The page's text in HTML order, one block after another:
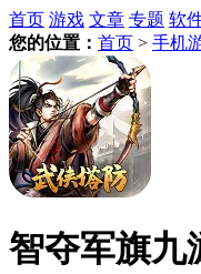
首页 游戏 文章 专题 软
您的位置： 首页 > 手机
智夺军旗九